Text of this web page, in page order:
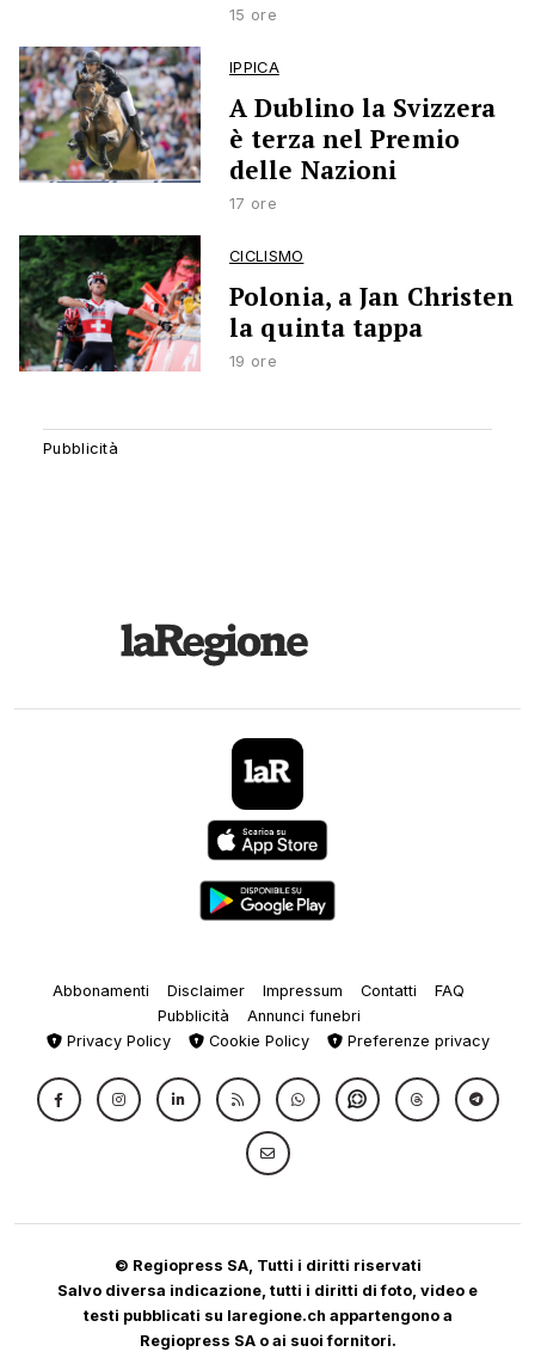
15 ore
IPPICA
A Dublino la Svizzera
è terza nel Premio
delle Nazioni
17 ore
CICLISMO
Polonia, a Jan Christen
la quinta tappa
19 ore
Abbonamenti Disclaimer Impressum Contatti
FAQ
Pubblicità
Annunci funebri
Privacy Policy
Cookie Policy Preferenze privacy
© Regiopress SA, Tutti i diritti riservati
Salvo diversa indicazione, tutti i diritti di foto, video e
testi pubblicati su laregione.ch appartengono a
Regiopress SA o ai suoi fornitori.